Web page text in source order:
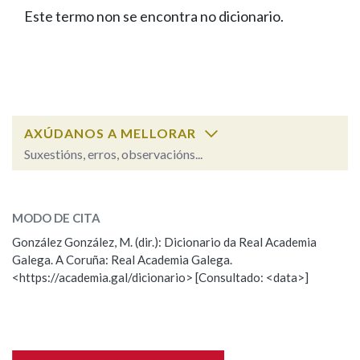
FIGURAS HOMENAXEADAS
PORTAL DAS PALABRAS
Facebook
TwitterYoutubeInstagram
Bluesky
BUSCAR NOS LEMAS
Remata por
BUSCAR NO CONTIDO
Nas definicións
Este termo non se encontra no dicionario.
AXÚDANOS A MELLORAR
Suxestións, erros, observacións...
Observación
Nome
MODO DE CITA
González González, M. (dir.): Dicionario da Real Academia
Galega. A Coruña: Real Academia Galega.
<https://academia.gal/dicionario> [Consultado: <data>]